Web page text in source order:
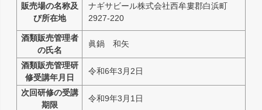
販売場の名称及
び所在地
ナギサビール株式会社西牟婁郡白浜町
2927-220
酒類販売管理者
の氏名
眞鍋 和矢
酒類販売管理研
修受講年月日
令和6年3月2日
次回研修の受講
期限
令和9年3月1日